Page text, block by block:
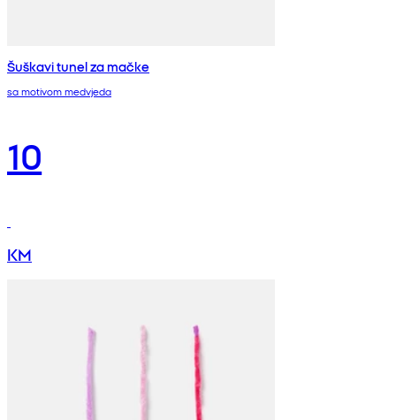
Šuškavi tunel za mačke
sa motivom medvjeda
10
KM